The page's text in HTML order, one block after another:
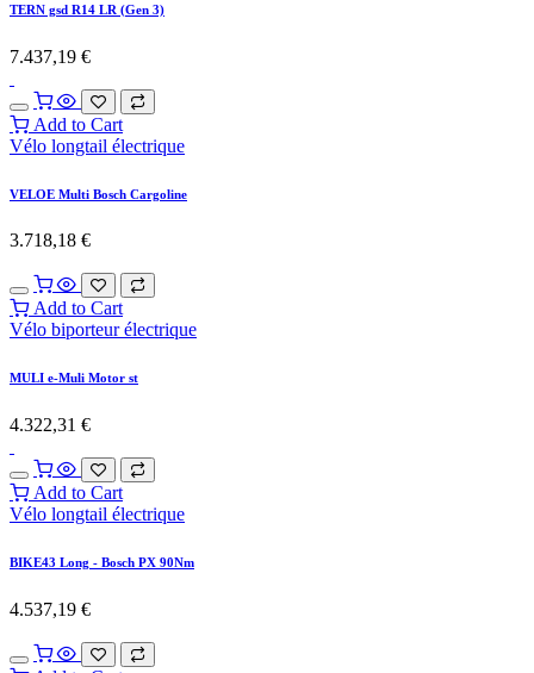
TERN gsd R14 LR (Gen 3)
7.437,19 €
Add to Cart
Vélo longtail électrique
VELOE Multi Bosch Cargoline
3.718,18 €
Add to Cart
Vélo biporteur électrique
MULI e-Muli Motor st
4.322,31 €
Add to Cart
Vélo longtail électrique
BIKE43 Long - Bosch PX 90Nm
4.537,19 €